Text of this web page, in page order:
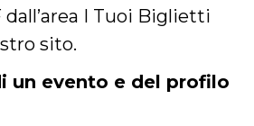
I Tuoi Biglietti
sito.
un evento e del profilo